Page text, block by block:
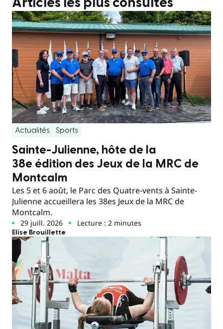
Articles les plus consultés
Actualités Sports
Sainte-Julienne, hôte de la
38e édition des Jeux de la MRC de
Montcalm
Les 5 et 6 août, le Parc des Quatre-vents à Sainte-
Julienne accueillera les 38es Jeux de la MRC de
Montcalm.
29 juill. 2026 Lecture : 2 minutes
Elise Brouillette